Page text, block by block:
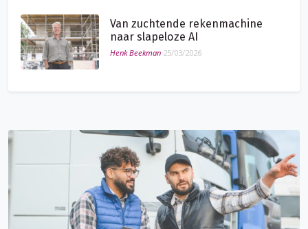
Van zuchtende rekenmachine
naar slapeloze AI
Henk Beekman 25/03/2026